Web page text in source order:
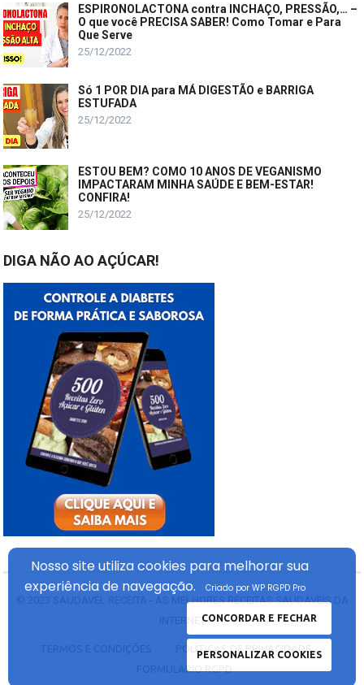
ESPIRONOLACTONA contra INCHAÇO, PRESSÃO,… –
O que você PRECISA SABER! Como Tomar e Para
Que Serve
25/12/2022
Só 1 POR DIA para MÁ DIGESTÃO e BARRIGA
ESTUFADA
25/12/2022
ESTOU BEM? COMO 10 ANOS DE VEGANISMO
IMPACTARAM MINHA SAÚDE E BEM-ESTAR!
CONFIRA!
25/12/2022
DIGA NÃO AO AÇÚCAR!
SAUDÁVEL RECEITA - AS MELHORES RECEITAS SAUDÁVEIS DA
INTERNET
FORMULÁRIO RGPD
Nosso site utiliza cookies para melhorar sua
experiênciade navegação.
CONCORDAR E FECHAR
PERSONALIZAR COOKIES
Criado por WP RGPD Pro